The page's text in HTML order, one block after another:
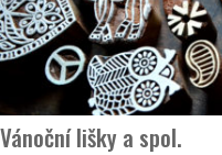
Vánoční lišky a spol.